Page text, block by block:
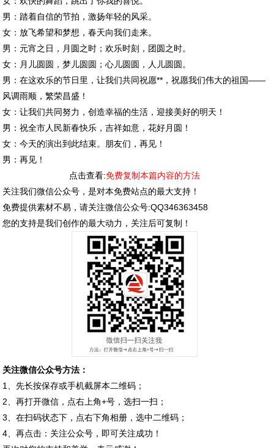
男：踏着自信的节拍，激扬年轻的风采。
女：放飞希望和梦想，春天向我们走来。
男：元宵之日，月圆之时；欢乐时刻，团圆之时。
女：月儿圆圆，梦儿圆圆；心儿圆圆，人儿圆圆。
男：在这欢乐的节日里，让我们共同祝愿**，祝愿我们伟大的祖国——
风调雨顺，繁荣昌盛！
女：让我们共同努力，创造幸福的生活，迎接美好的明天！
男：祝全市人民新春快乐，吉祥如意，花好月圆！
女：今天的演出到此结束。朋友们，再见！
男：再见！
点击查看:免费复制本篇内容的方法
关注我们微信公众号，是对本免费站点的最大支持！
免费提供素材不易，请关注微信公众号:QQ346363458
您的支持是我们创作的最大动力，关注后可复制！
关注微信公众号方法：
1、先长按保存或手机截屏本二维码；
2、再打开微信，点右上角+号，选扫一扫；
3、在扫码状态下，点右下角相册，选中二维码；
4、再点击：关注公众号，即可关注成功！